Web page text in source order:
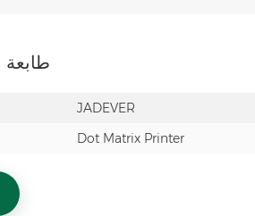
JADEVER
Dot Matrix Printer